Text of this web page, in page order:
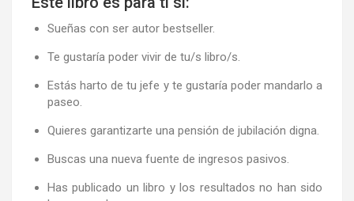
Sueñas con ser autor bestseller.
Te gustaría poder vivir de tu/s libro/s.
Estás harto de tu jefe y te gustaría poder mandarlo a
paseo.
Quieres garantizarte una pensión de jubilación digna.
Buscas una nueva fuente de ingresos pasivos.
Has publicado un libro y los resultados no han sido